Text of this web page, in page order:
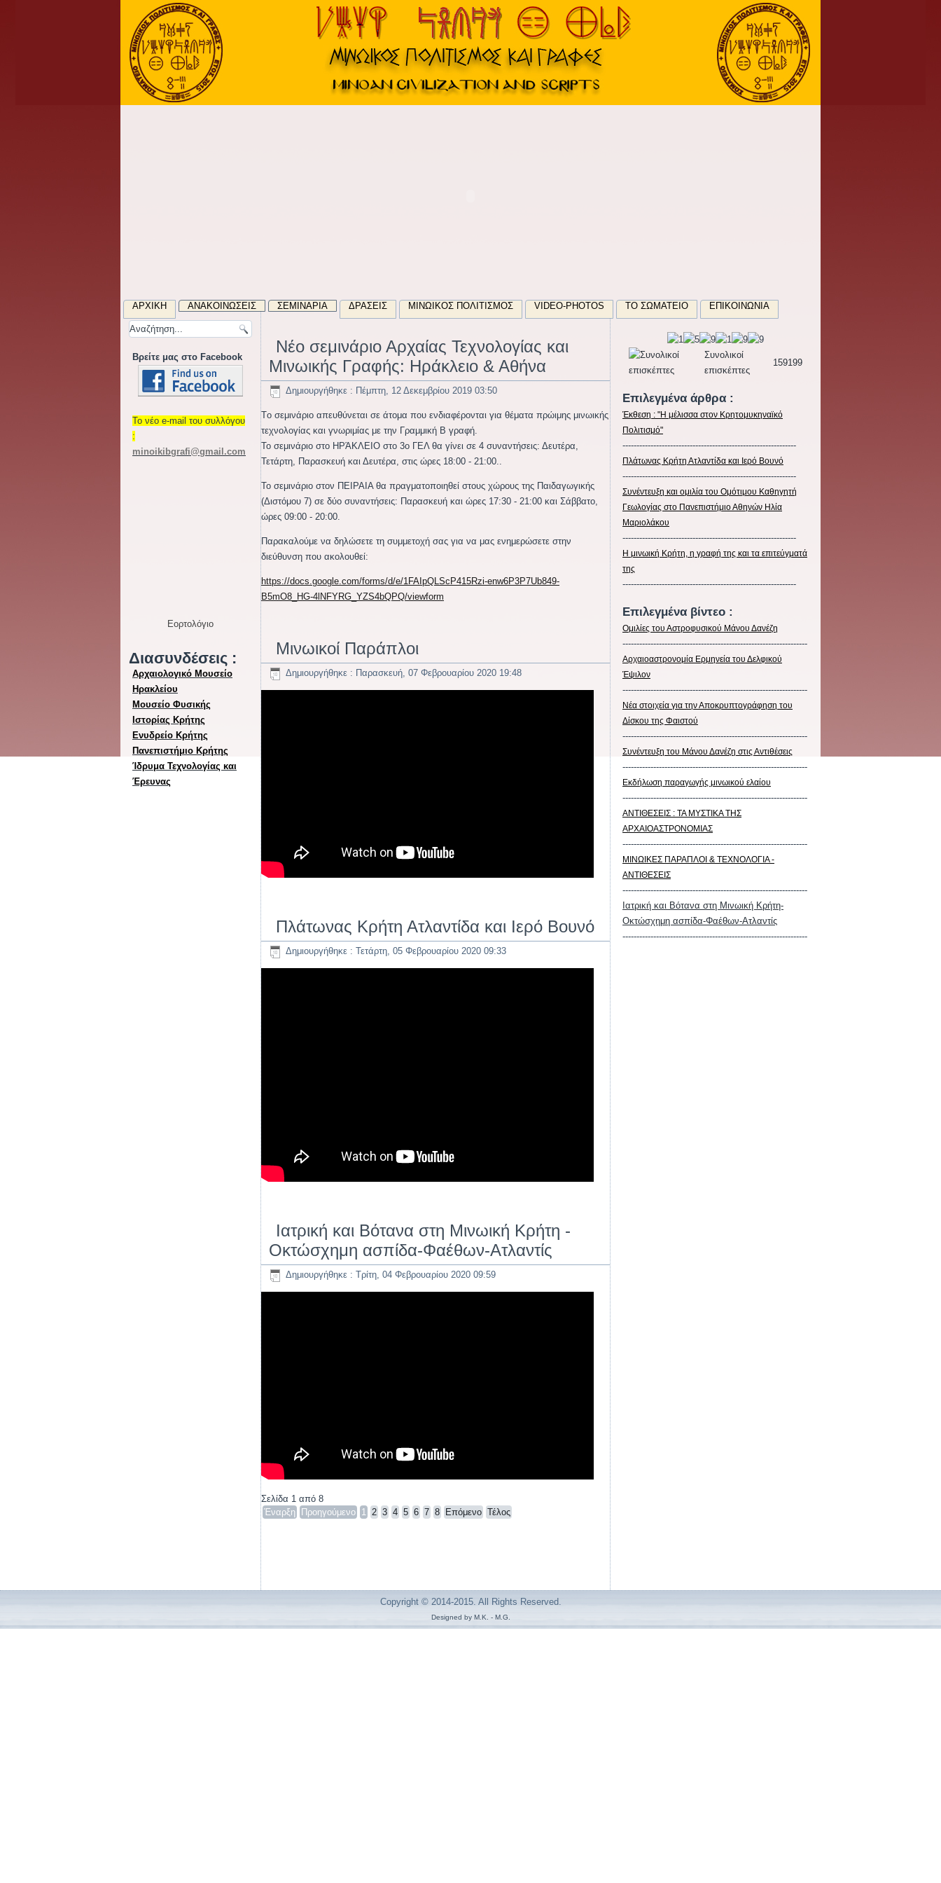
ΑΡΧΙΚΉ ΑΝΑΚΟΙΝΏΣΕΙΣ ΣΕΜΙΝΑΡΙΑ ΔΡΑΣΕΙΣ ΜΙΝΩΙΚΌΣ ΠΟΛΙΤΙΣΜΟΣ VIDEO-PHOTOS ΤΟ ΣΩΜΑΤΕΊΟ ΕΠΙΚΟΙΝΩΝΊΑ
Βρείτε μας στο Facebook
Το νέο e-mail του συλλόγου
:
minoikibgrafi@gmail.com
Εορτολόγιο
Διασυνδέσεις :
Αρχαιολογικό Μουσείο
Ηρακλείου
Μουσείο Φυσικής
Ιστορίας Κρήτης
Ενυδρείο Κρήτης
Πανεπιστήμιο Κρήτης
Ίδρυμα Τεχνολογίας και
Έρευνας
Νέο σεμινάριο Αρχαίας Τεχνολογίας και
Μινωικής Γραφής: Ηράκλειο & Αθήνα
Δημιουργήθηκε : Πέμπτη, 12 Δεκεμβρίου 2019 03:50
Tο σεμινάριο απευθύνεται σε άτομα που ενδιαφέρονται για θέματα πρώιμης μινωικής
τεχνολογίας και γνωριμίας με την Γραμμική Β γραφή.
Το σεμινάριο στο ΗΡΆΚΛΕΙΟ στο 3ο ΓΕΛ θα γίνει σε 4 συναντήσεις: Δευτέρα,
Τετάρτη, Παρασκευή και Δευτέρα, στις ώρες 18:00 - 21:00..
Το σεμινάριο στον ΠΕΙΡΑΙΑ θα πραγματοποιηθεί στους χώρους της Παιδαγωγικής
(Διστόμου 7) σε δύο συναντήσεις: Παρασκευή και ώρες 17:30 - 21:00 και Σάββατο,
ώρες 09:00 - 20:00.
Παρακαλούμε να δηλώσετε τη συμμετοχή σας για να μας ενημερώσετε στην
διεύθυνση που ακολουθεί:
https://docs.google.com/forms/d/e/1FAIpQLScP415Rzi-enw6P3P7Ub849-
B5mO8_HG-4lNFYRG_YZS4bQPQ/viewform
Μινωικοί Παράπλοι
Δημιουργήθηκε : Παρασκευή, 07 Φεβρουαρίου 2020 19:48
Πλάτωνας Κρήτη Ατλαντίδα και Ιερό Βουνό
Δημιουργήθηκε : Τετάρτη, 05 Φεβρουαρίου 2020 09:33
Ιατρική και Βότανα στη Μινωική Κρήτη -
Οκτώσχημη ασπίδα-Φαέθων-Ατλαντίς
Δημιουργήθηκε : Τρίτη, 04 Φεβρουαρίου 2020 09:59
Σελίδα 1 από 8
Έναρξη
Προηγούμενο 1 2 3 4 5 6 7 8 Επόμενο Τέλος
Συνολικοί
επισκέπτες
159199
Επιλεγμένα άρθρα :
Έκθεση : "Η μέλισσα στον Κρητομυκηναϊκό
Πολιτισμό"
--------------------------------------------------------------
Πλάτωνας Κρήτη Ατλαντίδα και Ιερό Βουνό
--------------------------------------------------------------
Συνέντευξη και ομιλία του Ομότιμου Καθηγητή
Γεωλογίας στο Πανεπιστήμιο Αθηνών Ηλία
Μαριολάκου
--------------------------------------------------------------
Η μινωική Κρήτη, η γραφή της και τα επιτεύγματά
της
--------------------------------------------------------------
Επιλεγμένα βίντεο :
Ομιλίες του Αστροφυσικού Μάνου Δανέζη
------------------------------------------------------------------
Αρχαιοαστρονομία Ερμηνεία του Δελφικού
Έψιλον
------------------------------------------------------------------
Νέα στοιχεία για την Αποκρυπτογράφηση του
Δίσκου της Φαιστού
------------------------------------------------------------------
Συνέντευξη του Μάνου Δανέζη στις Αντιθέσεις
------------------------------------------------------------------
Εκδήλωση παραγωγής μινωικού ελαίου
------------------------------------------------------------------
ΑΝΤΙΘΕΣΕΙΣ : ΤΑ ΜΥΣΤΙΚΑ ΤΗΣ
ΑΡΧΑΙΟΑΣΤΡΟΝΟΜΙΑΣ
------------------------------------------------------------------
ΜΙΝΩΙΚΕΣ ΠΑΡΑΠΛΟΙ & ΤΕΧΝΟΛΟΓΙΑ -
ΑΝΤΙΘΕΣΕΙΣ
------------------------------------------------------------------
Ιατρική και Βότανα στη Μινωική Κρήτη-
Οκτώσχημη ασπίδα-Φαέθων-Ατλαντίς
------------------------------------------------------------------
Copyright © 2014-2015. All Rights Reserved.
Designed by M.K. - M.G.